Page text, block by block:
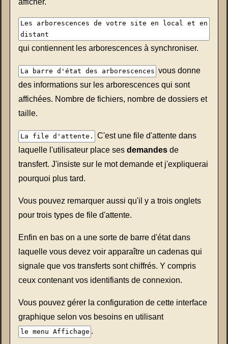
Les arborescences de votre site en local et en
distant
qui contiennent les arborescences à synchroniser.
La barre d'état des arborescences vous donne
des informations sur les arborescences qui sont
affichées. Nombre de fichiers, nombre de dossiers et
taille.
La file d'attente.
C'est une file d'attente dans
laquelle l'utilisateur place ses demandes de
transfert. J'insiste sur le mot demande et j'expliquerai
pourquoi plus tard.
Vous pouvez remarquer aussi qu'il y a trois onglets
pour trois types de file d'attente.
Enfin en bas on a une sorte de barre d'état dans
laquelle vous devez voir apparaître un cadenas qui
signale que vos transferts sont chiffrés. Y compris
ceux contenant vos identifiants de connexion.
Vous pouvez gérer la configuration de cette interface
graphique selon vos besoins en utilisant
le menu Affichage .